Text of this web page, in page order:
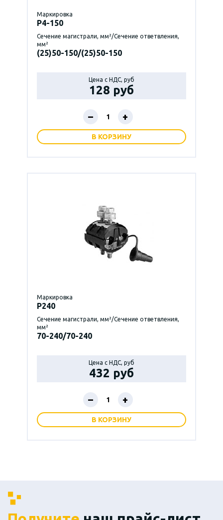
Маркировка
P4-150
Сечение магистрали, мм²/Сечение ответвления,
мм²
(25)50-150/(25)50-150
Цена с НДС, руб
128 руб
– +
В КОРЗИНУ
Маркировка
P240
Сечение магистрали, мм²/Сечение ответвления,
мм²
70-240/70-240
Цена с НДС, руб
432 руб
– +
В КОРЗИНУ